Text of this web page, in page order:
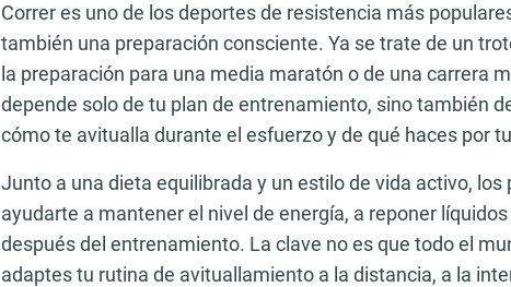
Correr es uno de los deportes de resistencia más
también una preparación consciente. Ya se trate de un
la preparación para una media maratón o de una carrera
depende solo de tu plan de entrenamiento, sino también
cómo te avitualla durante el esfuerzo y de qué haces por
Junto a una dieta equilibrada y un estilo de vida activo,
ayudarte a mantener el nivel de energía, a reponer
después del entrenamiento. La clave no es que todo el
adaptes tu rutina de avituallamiento a la distancia, a la